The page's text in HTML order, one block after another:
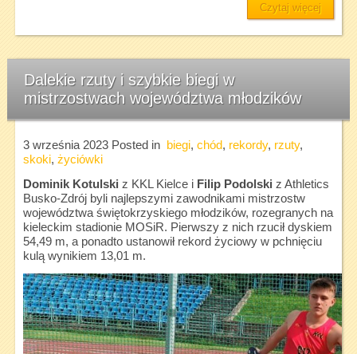
Czytaj więcej
Dalekie rzuty i szybkie biegi w
mistrzostwach województwa młodzików
3 września 2023Posted in biegi, chód, rekordy, rzuty,
skoki, życiówki
Dominik Kotulski z KKL Kielce i Filip Podolski z Athletics
Busko-Zdrój byli najlepszymi zawodnikami mistrzostw
województwa świętokrzyskiego młodzików, rozegranych na
kieleckim stadionie MOSiR. Pierwszy z nich rzucił dyskiem
54,49 m, a ponadto ustanowił rekord życiowy w pchnięciu
kulą wynikiem 13,01 m.